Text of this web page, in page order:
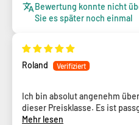
Bewertung konnte nicht
Sie es später noch einmal
Roland
Ich bin absolut angenehm
dieser Preisklasse. Es ist
Mehr lesen